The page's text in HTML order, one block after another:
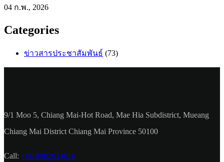
04 ก.พ., 2026
Categories
ข่าวสารประชาสัมพันธ์ (73)
9/1 Moo 5, Chiang Mai-Hot Road, Mae Hia Subdistrict, Mueang
Chiang Mai District Chiang Mai Province 50100
Call: +66 0882634616